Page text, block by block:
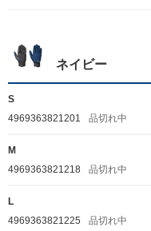
ネイビー
S
4969363821201
品切れ中
M
4969363821218
品切れ中
L
4969363821225
品切れ中